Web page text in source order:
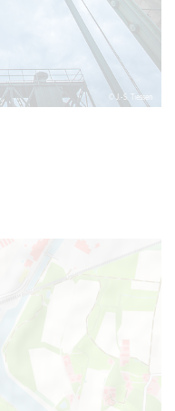
© J.-S. Tiessen